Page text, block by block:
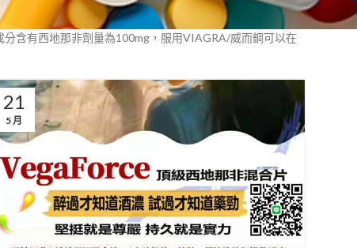
含有西地那非劑量為100mg，服用VIAGRA/威而鋼可以在
21
5 月